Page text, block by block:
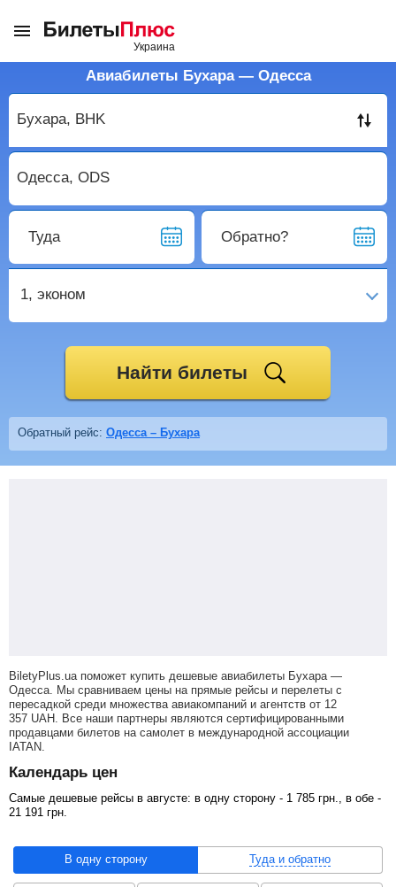
Авиабилеты Бухара — Одесса
Туда Обратно?
1, эконом
Найти билеты
Обратный рейс: Одесса – Бухара
BiletyPlus.ua поможет купить дешевые авиабилеты Бухара —
Одесса. Мы сравниваем цены на прямые рейсы и перелеты с
пересадкой среди множества авиакомпаний и агентств от 12
357 UAH . Все наши партнеры являются сертифицированными
продавцами билетов на самолет в международной ассоциации
IATAN.
Календарь цен
Самые дешевые рейсы в августе: в одну сторону - 1 785 грн ., в обе -
21 191 грн
В одну сторону Туда и обратно